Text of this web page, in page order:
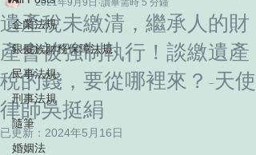
企業法規
銀髮族財務保障法規
民事法規
刑事法規
隨筆
婚姻法
遺產稅未繳清，繼承人的財
產會被強制執行！談繳遺產
稅的錢，要從哪裡來？-天使
律師吳挺絹
2021年9月9日 讀畢需時 5 分鐘
已更新： 2024年5月16日